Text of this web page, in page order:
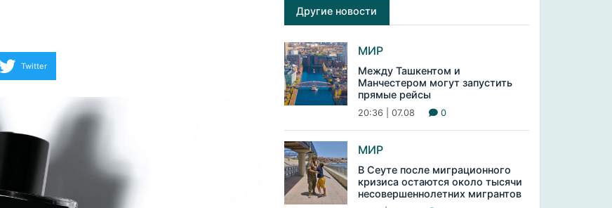
Twitter
Другие новости
МИР
Между Ташкентом и
Манчестером могут запустить
прямые рейсы
20:36 | 07.08 0
МИР
В Сеуте после миграционного
кризиса остаются около тысячи
несовершеннолетних мигрантов